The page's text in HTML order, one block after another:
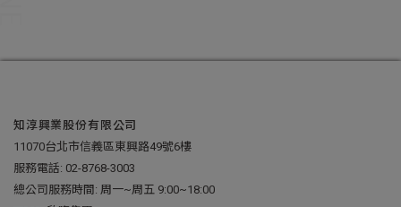
知淳興業股份有限公司
11070台北市信義區東興路49號6樓
服務電話: 02-8768-3003
總公司服務時間: 周一~周五 9:00~18:00